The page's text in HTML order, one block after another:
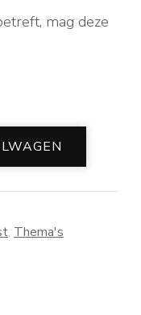
mag deze
, Thema's